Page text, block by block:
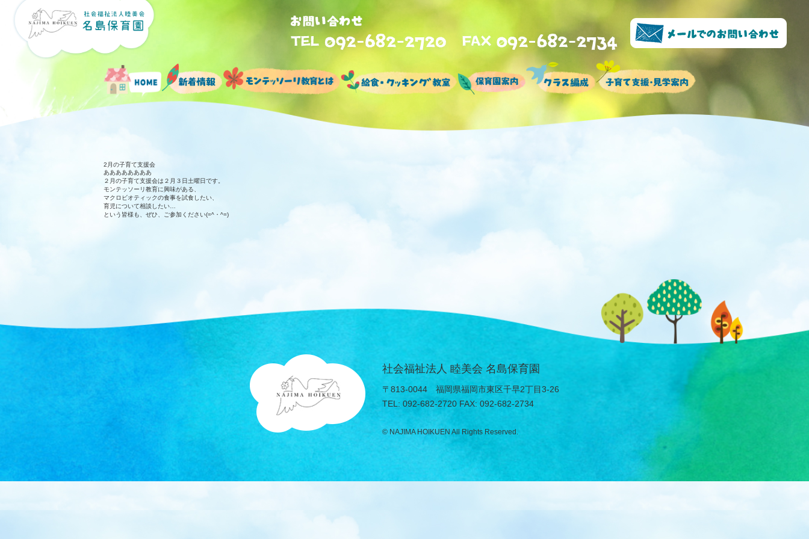
2月の子育て支援会
ああああああああ
２月の子育て支援会は２月３日土曜日です。
モンテッソーリ教育に興味がある、
マクロビオティックの食事を試食したい、
育児について相談したい…
という皆様も、ぜひ、ご参加ください(=^・^=)
社会福祉法人 睦美会 名島保育園
〒813-0044 福岡県福岡市東区千早2丁目3-26
TEL
092-682-2720 FAX 092-682-2734
© NAJIMA HOIKUEN All Rights Reserved.